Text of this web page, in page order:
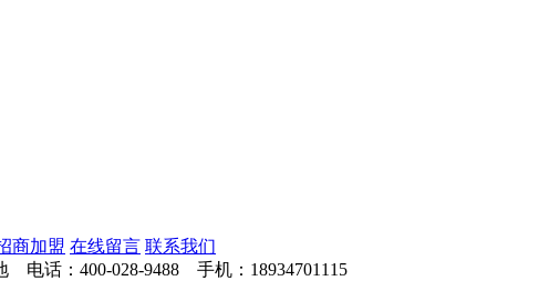
商加盟 在线留言 联系我们
电话：400-028-9488 手机：18934701115